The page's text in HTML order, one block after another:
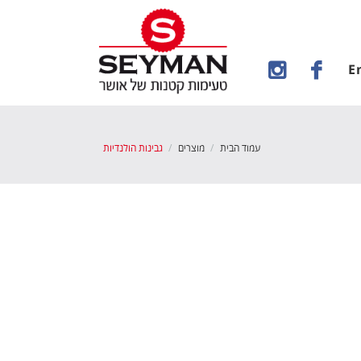
עמוד הבית מוצרים גבינות הולנדיות